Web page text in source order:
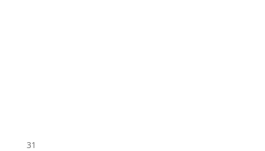
31